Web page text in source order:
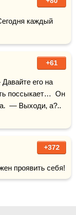
каждый
+61
его на
поссыкает…  Он
— Выходи, а?..
+372
проявить себя!